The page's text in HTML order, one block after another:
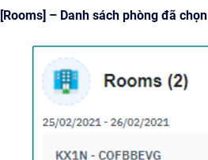
[Rooms] – Danh sách phòng đã chọn